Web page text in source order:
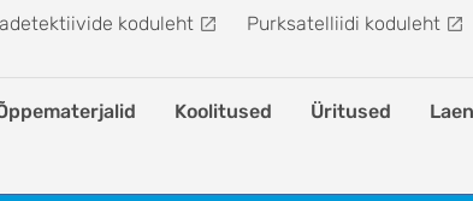
koduleht Purksatelliidi koduleht
Koolitused Üritused